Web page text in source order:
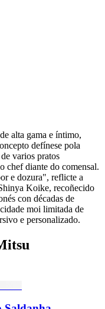
alta gama e íntimo,
defínese pola
varios pratos
chef diante do comensal.
e dozura", reflicte a
Koike, recoñecido
con décadas de
moi limitada de
e personalizado.